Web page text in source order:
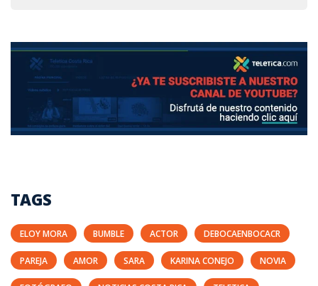
TAGS
ELOY MORA BUMBLE ACTOR DEBOCAENBOCACR
PAREJA AMOR SARA KARINA CONEJO NOVIA